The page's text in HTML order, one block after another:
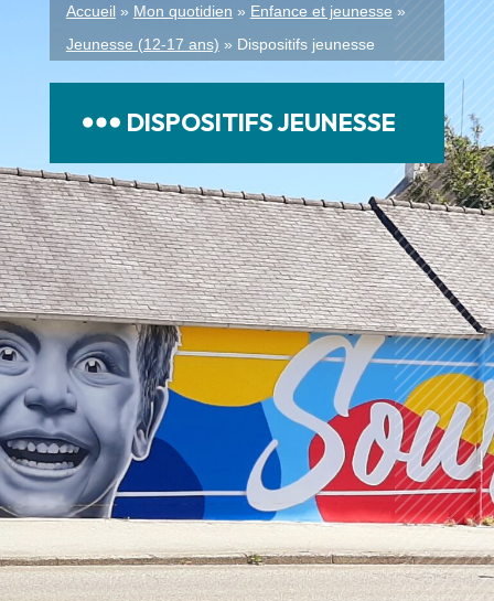
Accueil» Mon quotidien » Enfance et jeunesse »
Jeunesse (12-17 ans) » Dispositifs jeunesse
DISPOSITIFS JEUNESSE